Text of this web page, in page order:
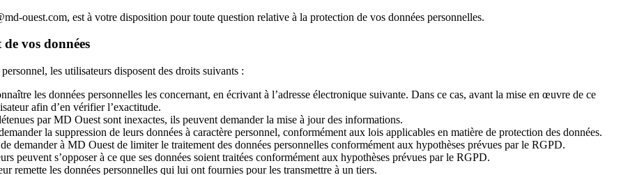
ouest.com, est à votre disposition pour toute question relative à la protection de vos données personnelles.
vos données
les utilisateurs disposent des droits suivants :
les données personnelles les concernant, en écrivant à l’adresse électronique suivante. Dans ce cas, avant la mise en œuvre de ce
afin d’en vérifier l’exactitude.
par MD Ouest sont inexactes, ils peuvent demander la mise à jour des informations.
la suppression de leurs données à caractère personnel, conformément aux lois applicables en matière de protection des données.
demander à MD Ouest de limiter le traitement des données personnelles conformément aux hypothèses prévues par le RGPD.
peuvent s’opposer à ce que ses données soient traitées conformément aux hypothèses prévues par le RGPD.
remette les données personnelles qui lui ont fournies pour les transmettre à un tiers.